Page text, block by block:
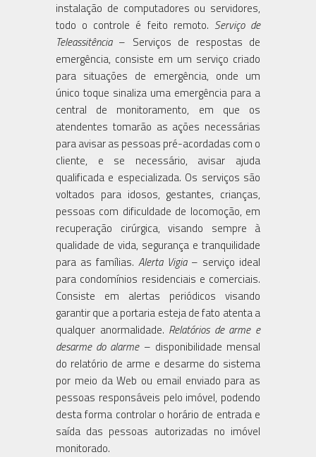
instalação de computadores ou servidores,
todo o controle é feito remoto. Serviço de
Teleassitência– Serviços de respostas de
emergência, consiste em um serviço criado
para situações de emergência, onde um
único toque sinaliza uma emergência para a
central de monitoramento, em que os
atendentes tomarão as ações necessárias
para avisar as pessoas pré-acordadas com o
cliente, e se necessário, avisar ajuda
qualificada e especializada. Os serviços são
voltados para idosos, gestantes, crianças,
pessoas com dificuldade de locomoção, em
recuperação cirúrgica, visando sempre à
qualidade de vida, segurança e tranquilidade
para as famílias. Alerta Vigia– serviço ideal
para condomínios residenciais e comerciais.
Consiste em alertas periódicos visando
garantir que a portaria esteja de fato atenta a
qualquer anormalidade. Relatórios de arme e
desarme do alarme – disponibilidade mensal
do relatório de arme e desarme do sistema
por meio da Web ou email enviado para as
pessoas responsáveis pelo imóvel, podendo
desta forma controlar o horário de entrada e
saída das pessoas autorizadas no imóvel
monitorado.